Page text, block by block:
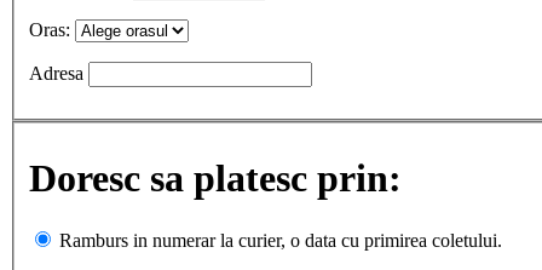
Oras:
Adresa
Doresc sa platesc prin:
Ramburs in numerar la curier, o data cu primirea coletului.